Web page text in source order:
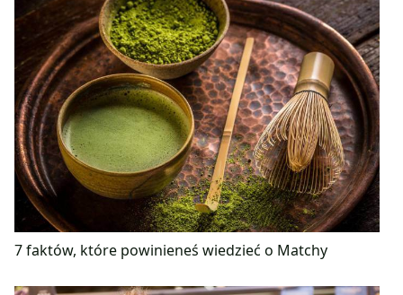
7 faktów, które powinieneś wiedzieć o Matchy